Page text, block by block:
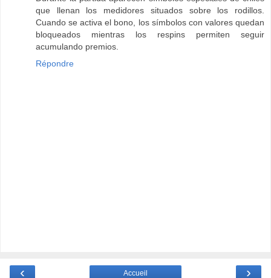
que llenan los medidores situados sobre los rodillos.
Cuando se activa el bono, los símbolos con valores quedan
bloqueados mientras los respins permiten seguir
acumulando premios.
Répondre
‹ ›
Accueil